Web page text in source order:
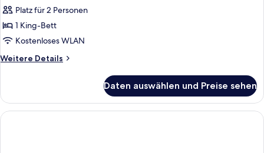
Platz für 2 Personen
1 King-Bett
Kostenloses WLAN
Weitere Details
Weitere
Room
Daten auswählen und Preise sehen